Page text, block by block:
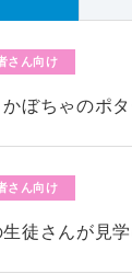
さん向け
ぼちゃのポ
さん向け
徒さんが見